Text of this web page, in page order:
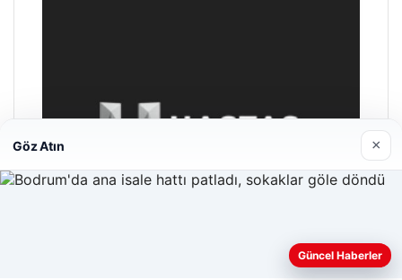
Web sitemizi nasıl kullandığınızı daha iyi anlayabilmek,
deneyiminizi kişiselleştirmek ve geliştirmek amacıyla çerezler
Göz Atın ×
Güncel Haberler